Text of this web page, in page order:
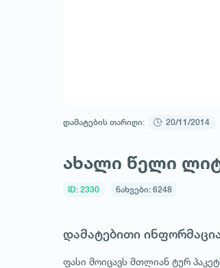
დამატების თარიღი: 20/11/2014
ახალი წელი
ID: 2330 ნახვები: 6248
დამატებითი
ფასი მოიცავს მთლიან ტურ